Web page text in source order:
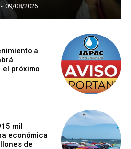
- 09/08/2026
a
el próximo
mil
económica
de